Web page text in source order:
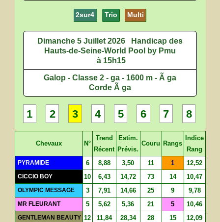
2sur4 Trio Multi
Dimanche 5 Juillet 2026
Handicap des
Hauts-de-Seine-World Pool by Pmu
à 15h15
Galop - Classe 2 - ga - 1600 m - Ã ga
Corde Ã ga
1 2 3 4 5 6 7 8
Chevaux N°
Trend
Récent
Estim.
Prévis.
Couru Rangs
Indice
Rang
PYRAMIDE 6 8,88 3,50 11 1 12,52
CICCIO BOY 10 6,43 14,72 73 14 10,47
OLYMPIC MESSAGE 3 7,91 14,66 25 9 9,78
MR FLEURANT 5 5,62 5,36 21 5 10,46
GENTLEMAN BEAUTY 12 11,84 28,34 28 15 12,09